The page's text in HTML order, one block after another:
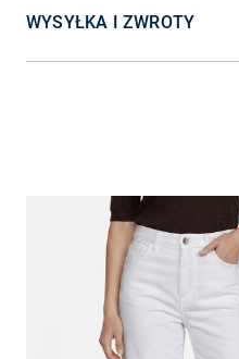
WYSYŁKA I ZWROTY